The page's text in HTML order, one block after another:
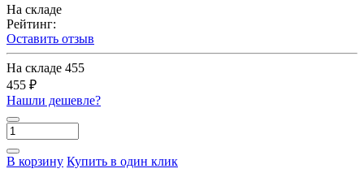
На складе
Рейтинг:
Оставить отзыв
На складе 455
455 ₽
Нашли дешевле?
В корзину Купить в один клик